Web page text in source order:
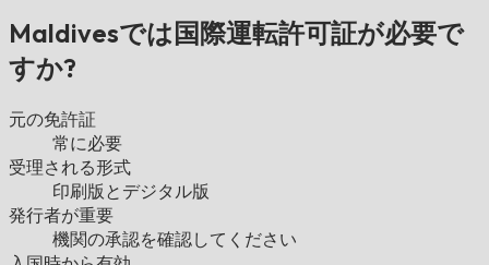
Maldivesでは国際運転許可証が必要で
すか?
元の免許証
常に必要
受理される形式
印刷版とデジタル版
発行者が重要
機関の承認を確認してください